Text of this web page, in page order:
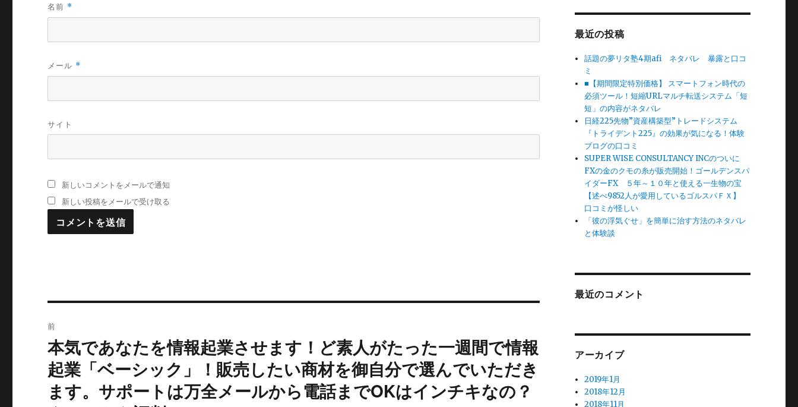
名前 *
メール *
サイト
新しいコメントをメールで通知
新しい投稿をメールで受け取る
稿
ナ
ビ
前
過
去
の
投
本気であなたを情報起業させます！ど素人がたった一週間で情報
起業「ベーシック」！販売したい商材を御自分で選んでいただき
ます。サポートは万全メールから電話までOKはインチキなの？
最近の投稿
話題の夢リタ塾4期afi ネタバレ 暴露と口コ
ミ
■【期間限定特別価格】 スマートフォン時代の
必須ツール！短縮URLマルチ転送システム「短
短」の内容がネタバレ
日経225先物”資産構築型”トレードシステム
『トライデント225』の効果が気になる！体験
ブログの口コミ
SUPER WISE CONSULTANCY INCのついに
FXの金のクモの糸が販売開始！ゴールデンスパ
イダーFX ５年～１０年と使える一生物の宝
【述べ9852人が愛用しているゴルスパＦＸ】
口コミが怪しい
「彼の浮気ぐせ」を簡単に治す方法のネタバレ
と体験談
最近のコメント
アーカイブ
2019年1月
2018年12月
2018年11月